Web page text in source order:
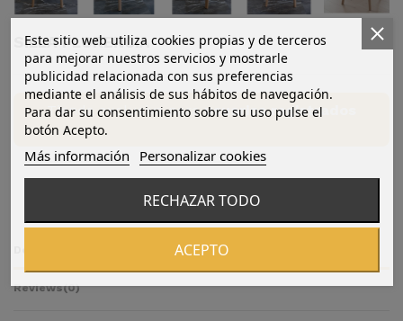
SILLA FLORENCIA
Tienda exclusiva parausuarios registrados
Reviews(0)
Este sitio web utiliza cookies propias y de terceros
para mejorar nuestros servicios y mostrarle
publicidad relacionada con sus preferencias
mediante el análisis de sus hábitos de navegación.
Para dar su consentimiento sobre su uso pulse el
botón Acepto.
Más información Personalizar cookies
RECHAZAR TODO
ACEPTO